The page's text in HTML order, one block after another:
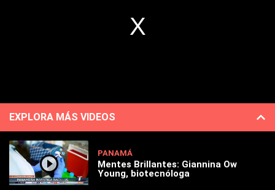
EXPLORA MÁS VIDEOS
PANAMÁ
Mentes Brillantes: Giannina Ow
Young, biotecnóloga